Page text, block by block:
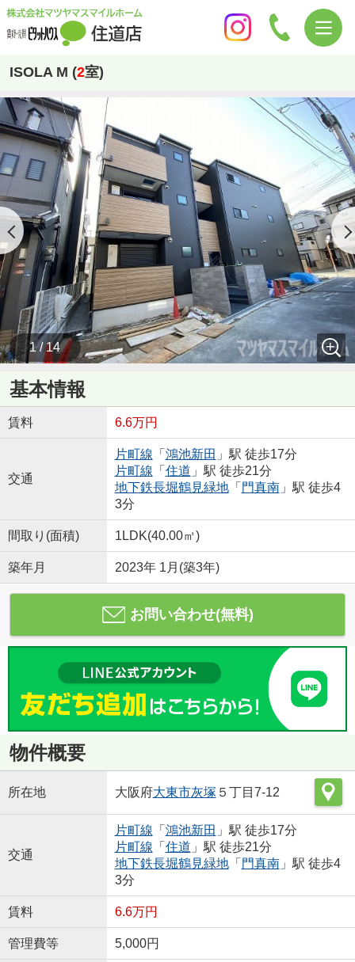
ISOLA M (2室)
1 / 14
基本情報
賃料 6.6万円
交通
片町線 「 鴻池新田 」駅 徒歩17分
片町線 「 住道 」駅 徒歩21分
地下鉄長堀鶴見緑地「 門真南」駅 徒歩4
3分
間取り(面積) 1LDK(40.00㎡)
築年月 2023年 1月(築3年)
お問い合わせ(無料)
物件概要
所在地 大阪府大東市灰塚 ５丁目7-12
交通
片町線 「 鴻池新田 」駅 徒歩17分
片町線 「 住道 」駅 徒歩21分
地下鉄長堀鶴見緑地「 門真南」駅 徒歩4
3分
賃料 6.6万円
管理費等 5,000円